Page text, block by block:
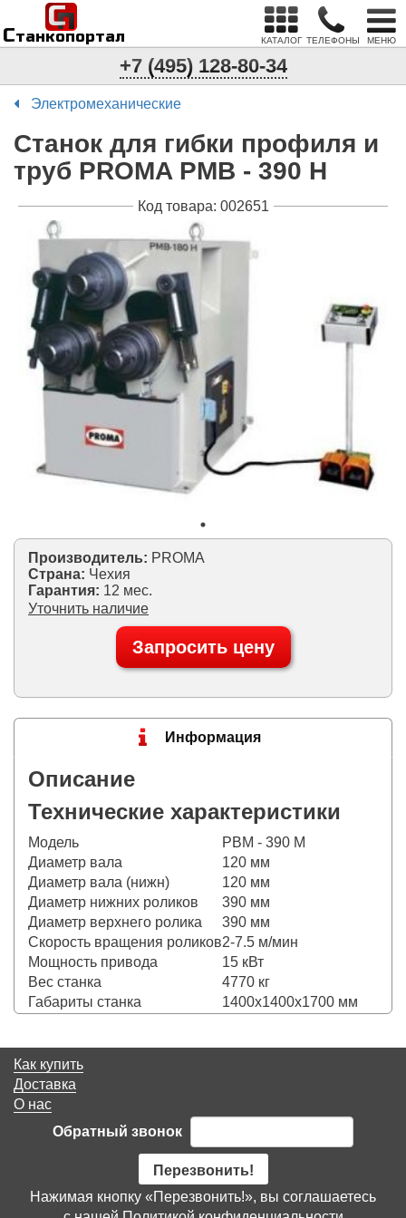
Станкопортал
п
С
КАТАЛОГ ТЕЛЕФОНЫ МЕНЮ
+7 (495) 128-80-34
Электромеханические
Станок для гибки профиля и
труб PROMA PMB - 390 H
Код товара: 002651
Производитель: PROMA
Страна: Чехия
Гарантия: 12 мес.
Уточнить наличие
Запросить цену
Информация
Описание
Технические характеристики
Модель
PBM - 390 M
Диаметр вала
120 мм
Диаметр вала (нижн)
120 мм
Диаметр нижних роликов
390 мм
Диаметр верхнего ролика
390 мм
Скорость вращения роликов2-7.5 м/мин
Мощность привода
15 кВт
Вес станка
4770 кг
Габариты станка
1400х1400х1700 мм
Как купить
Доставка
О нас
Обратный звонок
Перезвонить!
Нажимая кнопку «Перезвонить!», вы соглашаетесь